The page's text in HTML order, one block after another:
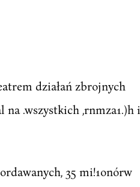
działań zbrojnych
na .wszystkich ,rnmza1.)h i
35 mi!1onórw